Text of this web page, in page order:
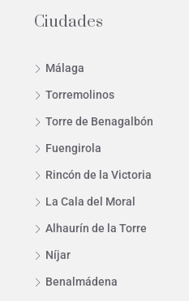
Ciudades
Málaga
Torremolinos
Torre de Benagalbón
Fuengirola
Rincón de la Victoria
La Cala del Moral
Alhaurín de la Torre
Níjar
Benalmádena